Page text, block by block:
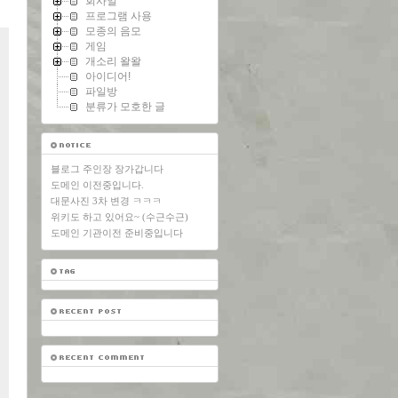
프로그램 사용
모종의 음모
게임
개소리 왈왈
아이디어!
파일방
분류가 모호한 글
블로그 주인장 장가갑니다
도메인 이전중입니다.
대문사진 3차 변경 ㅋㅋㅋ
위키도 하고 있어요~ (수근수근)
도메인 기관이전 준비중입니다